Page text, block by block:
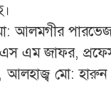
মো: আলমগীর
এম জাফর,
আলহাজ্ব মো: